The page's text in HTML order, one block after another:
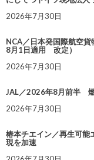
2026年7月30日
NCA／日本発国際航空
8月1日適用 改定）
2026年7月30日
JAL／2026年8月前半
2026年7月30日
椿本チエイン／再生可能
現を加速